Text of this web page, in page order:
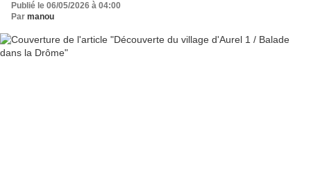
Publié le 06/05/2026 à 04:00
Par manou